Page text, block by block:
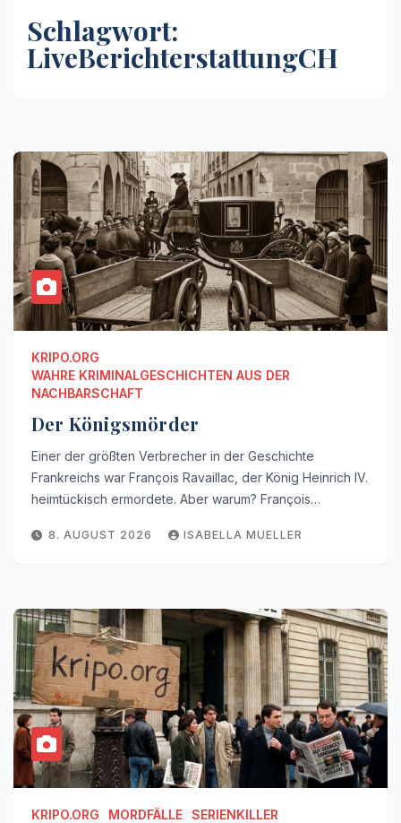
Schlagwort:
LiveBerichterstattungCH
KRIPO.ORG
WAHRE KRIMINALGESCHICHTEN AUS DER
NACHBARSCHAFT
Der Königsmörder
Einer der größten Verbrecher in der Geschichte
Frankreichs war François Ravaillac, der König Heinrich IV.
heimtückisch ermordete. Aber warum? François…
8. AUGUST 2026 ISABELLA MUELLER
KRIPO.ORG MORDFÄLLE SERIENKILLER